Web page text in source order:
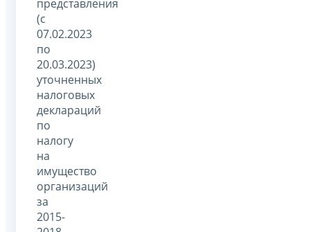
представления
(с
07.02.2023
по
20.03.2023)
уточненных
налоговых
деклараций
по
налогу
на
имущество
организаций
за
2015-